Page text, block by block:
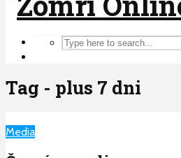
Tag - plus 7 dni
Media